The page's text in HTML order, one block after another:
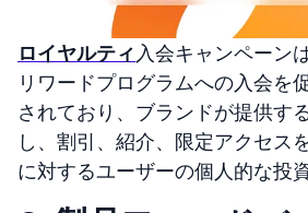
ロイヤルティ入会キャンペーン
リワードプログラムへの入会を
されており、ブランドが提供す
し、割引、紹介、限定アクセス
に対するユーザーの個人的な投